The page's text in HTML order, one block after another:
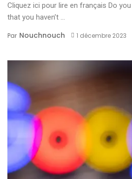
Cliquez ici pour lire en français Do
that you haven’t ...
Par Nouchnouch 1 décembre 2023